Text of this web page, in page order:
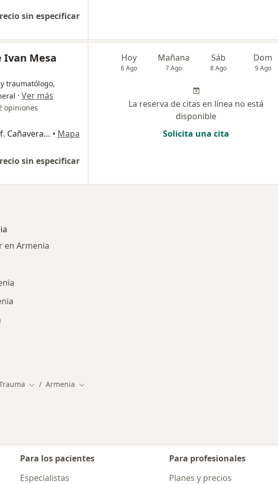
sin especificar
Ivan Mesa
traumatólogo,
· Ver más
opiniones
Cra.14 # 8N-63 (Cons.401 Edf. Cañaveral), Armenia • Mapa
sin especificar
Hoy
6 Ago
Mañana
7 Ago
Sáb
8 Ago
Dom
9 Ago
La reserva de citas en línea no está
disponible
Solicita una cita
en Armenia
Cambiar de ciudad
Armenia Cambiar de ciudad
Para los pacientes
Especialistas
Para profesionales
Planes y precios